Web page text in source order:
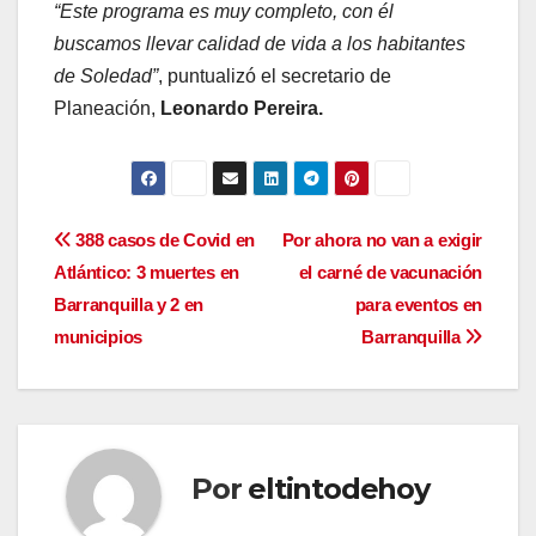
“Este programa es muy completo, con él
buscamos llevar calidad de vida a los habitantes
de Soledad”, puntualizó el secretario de
Planeación, Leonardo Pereira.
Navegación
de
entradas
Por ahora no van a exigir
el carné de vacunación
para eventos en
Barranquilla
388 casos de Covid en
Atlántico: 3 muertes en
Barranquilla y 2 en
municipios
Por eltintodehoy